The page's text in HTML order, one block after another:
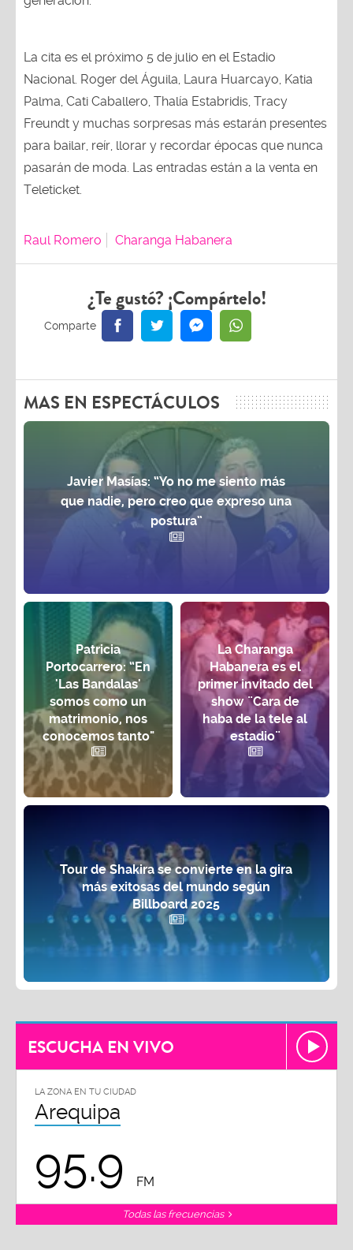
La cita es el próximo 5 de julio en el Estadio
Nacional. Roger del Águila, Laura Huarcayo, Katia
Palma, Cati Caballero, Thalía Estabridis, Tracy
Freundt y muchas sorpresas más estarán presentes
para bailar, reír, llorar y recordar épocas que nunca
pasarán de moda. Las entradas están a la venta en
Teleticket.
Raul Romero Charanga Habanera
¿Te gustó? ¡Compártelo!
MAS EN ESPECTÁCULOS
Javier Masías: “Yo no me siento más
que nadie, pero creo que expreso una
postura”
Patricia
Portocarrero: “En
'Las Bandalas'
somos como un
matrimonio, nos
conocemos tanto"
La Charanga
Habanera es el
primer invitado del
show ¨Cara de
haba de la tele al
estadio¨
Tour de Shakira se convierte en la gira
más exitosas del mundo según
Billboard 2025
ESCUCHA EN VIVO
LA ZONA EN TU CIUDAD
Arequipa
95.9 FM
Todas las frecuencias